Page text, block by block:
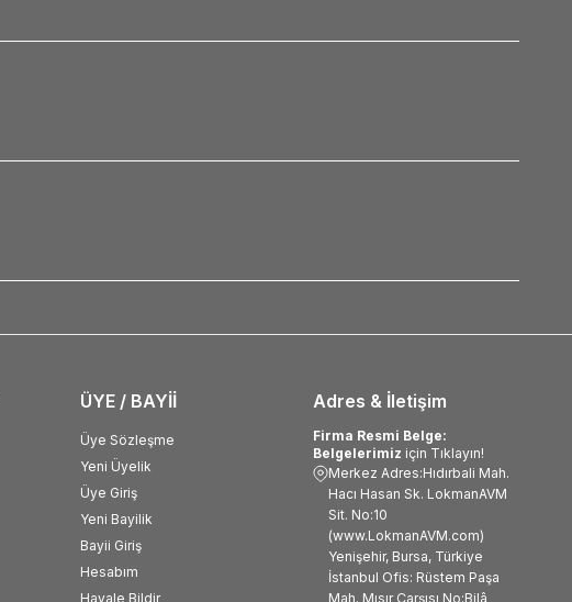
Adres & İletişim
Firma Resmi Belge:
Belgelerimiz için Tıklayın!
Merkez Adres:Hıdırbali Mah.
Hacı Hasan Sk. LokmanAVM
Sit. No:10
(www.LokmanAVM.com)
Yenişehir, Bursa, Türkiye
İstanbul Ofis: Rüstem Paşa
Mah. Mısır Çarşısı No:Bilâ
ÜYE / BAYİİ
Üye Sözleşme
Yeni Üyelik
Üye Giriş
Yeni Bayilik
Bayii Giriş
Hesabım
Havale Bildir